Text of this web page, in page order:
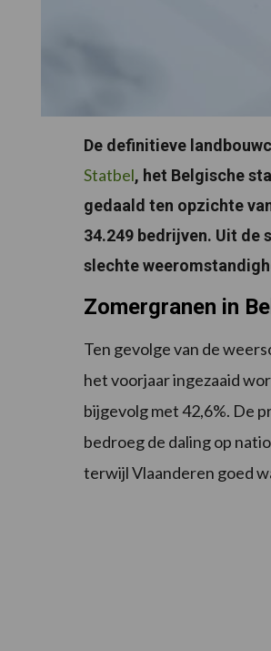
De definitieve
Statbel, het Belgische
gedaald ten opzichte
34.249 bedrijven. Uit
slechte
Zomergranen in
Ten gevolge van de
het voorjaar ingezaaid
bijgevolg met 42,6%. De
bedroeg de daling op
terwijl Vlaanderen goed